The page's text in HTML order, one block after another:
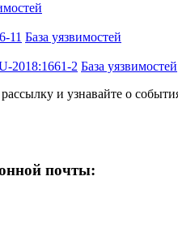
11 База уязвимостей
2018:1661-2 База уязвимостей
и узнавайте о
почты: